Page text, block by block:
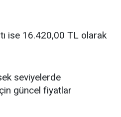
ise 16.420,00 TL olarak
seviyelerde
güncel fiyatlar